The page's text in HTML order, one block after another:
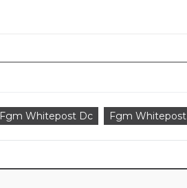
Fgm Whitepost Dc Fgm Whitepost